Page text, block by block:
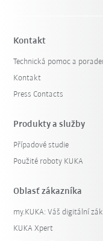
Kontakt
Technická pomoc a
Kontakt
Press Contacts
Produkty a služby
Případové studie
Použité roboty KUKA
Oblasť zákazníka
my.KUKA: Váš digitální
KUKA Xpert